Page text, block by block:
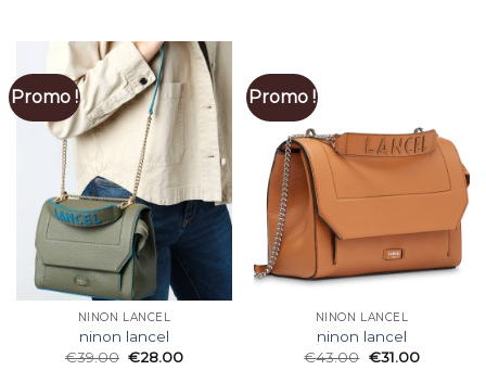
Promo !
NINON LANCEL
ninon lancel
€39.00 €28.00
Promo !
NINON LANCEL
ninon lancel
€43.00 €31.00